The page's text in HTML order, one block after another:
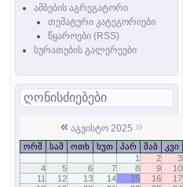
ამბების აგრეგატორი
თემატური კატეგორიები
წყაროები (RSS)
სურათების გალერეები
ღონისძიებები
« აგვისტო 2025 »
ორშ სამ ოთხ ხუთ პარ შაბ
კვი
1
2
3
4
5 6 7 8 9
10
11
12 13 14 15 16
17